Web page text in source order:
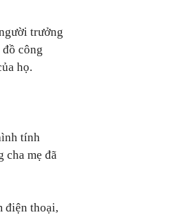
trưởng
công
họ.
tính
cha mẹ đã
điện thoại,